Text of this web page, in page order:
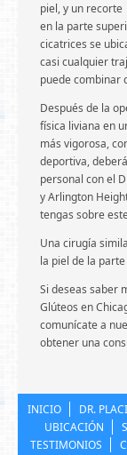
piel, y un recorte
en la parte
cicatrices se
casi cualquier
puede combinar
Después de la
física liviana en
más vigorosa,
deportiva,
personal con el
y Arlington
tengas sobre
Una cirugía
la piel de la
Si deseas saber
Glúteos en
comunícate a
obtener una
INICIO DR.
UBICACIÓN
TESTIMONIOS